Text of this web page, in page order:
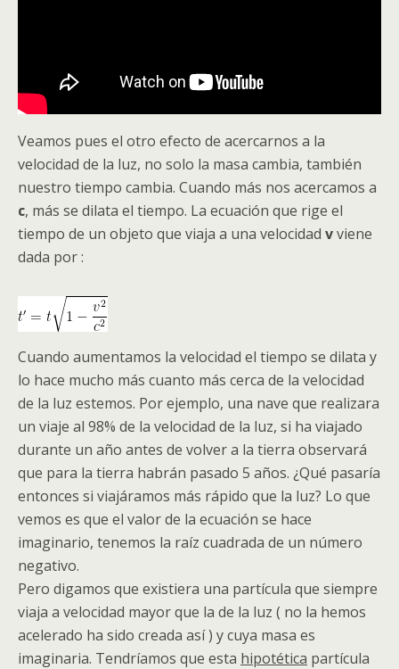
Veamos pues el otro efecto de acercarnos a la
velocidad de la luz, no solo la masa cambia, también
nuestro tiempo cambia. Cuando más nos acercamos a
c, más se dilata el tiempo. La ecuación que rige el
tiempo de un objeto que viaja a una velocidad vviene
dada por :
Cuando aumentamos la velocidad el tiempo se dilata y
lo hace mucho más cuanto más cerca de la velocidad
de la luz estemos. Por ejemplo, una nave que realizara
un viaje al 98% de la velocidad de la luz, si ha viajado
durante un año antes de volver a la tierra observará
que para la tierra habrán pasado 5 años. ¿Qué pasaría
entonces si viajáramos más rápido que la luz? Lo que
vemos es que el valor de la ecuación se hace
imaginario, tenemos la raíz cuadrada de un número
negativo.
Pero digamos que existiera una partícula que siempre
viaja a velocidad mayor que la de la luz ( no la hemos
acelerado ha sido creada así ) y cuya masa es
imaginaria. Tendríamos que esta hipotética partícula